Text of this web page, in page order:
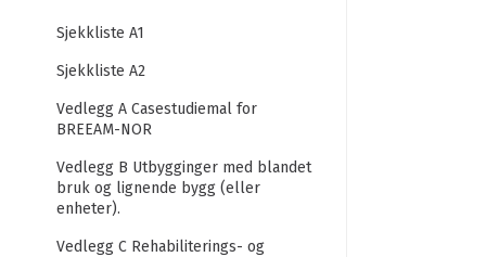
Sjekkliste A1
Sjekkliste A2
Vedlegg A Casestudiemal for
BREEAM-NOR
Vedlegg B Utbygginger med blandet
bruk og lignende bygg (eller
enheter).
Vedlegg C Rehabiliterings- og